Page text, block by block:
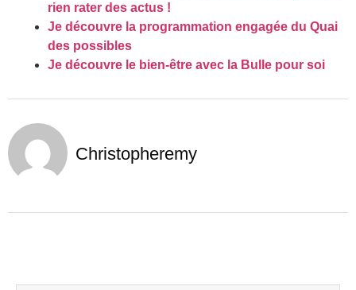
rien rater des actus !
Je découvre la programmation engagée du Quai
des possibles
Je découvre le bien-être avec la Bulle pour soi
Christopheremy